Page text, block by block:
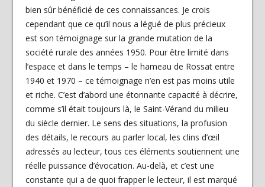
bien sûr bénéficié de ces connaissances. Je crois
cependant que ce qu’il nous a légué de plus précieux
est son témoignage sur la grande mutation de la
société rurale des années 1950. Pour être limité dans
l’espace et dans le temps – le hameau de Rossat entre
1940 et 1970 – ce témoignage n’en est pas moins utile
et riche. C’est d’abord une étonnante capacité à décrire,
comme s’il était toujours là, le Saint-Vérand du milieu
du siècle dernier. Le sens des situations, la profusion
des détails, le recours au parler local, les clins d’œil
adressés au lecteur, tous ces éléments soutiennent une
réelle puissance d’évocation. Au-delà, et c’est une
constante qui a de quoi frapper le lecteur, il est marqué